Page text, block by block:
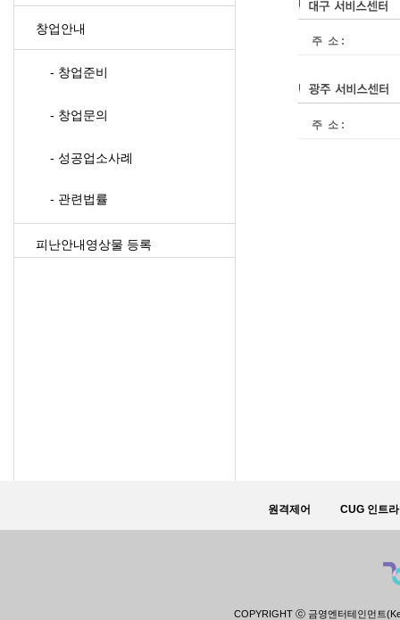
창업안내
- 창업준비
- 창업문의
- 성공업소사례
- 관련법률
피난안내영상물 등록
주 소 :
주 소 :
원격제어 CUG 인트
COPYRIGHT ⓒ 금영엔터테인먼트